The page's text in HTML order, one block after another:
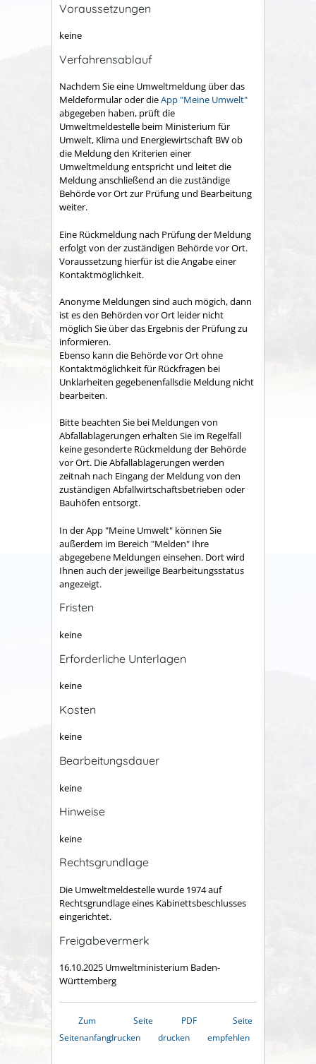
Voraussetzungen
keine
Verfahrensablauf
Nachdem Sie eine Umweltmeldung über das
Meldeformular oder dieApp "Meine Umwelt"
abgegeben haben, prüft die
Umweltmeldestelle beim Ministerium für
Umwelt, Klima und Energiewirtschaft BW ob
die Meldung den Kriterien einer
Umweltmeldung entspricht und leitet die
Meldung anschließend an die zuständige
Behörde vor Ort zur Prüfung und Bearbeitung
weiter.
Eine Rückmeldung nach Prüfung der Meldung
erfolgt von der zuständigen Behörde vor Ort.
Voraussetzung hierfür ist die Angabe einer
Kontaktmöglichkeit.
Anonyme Meldungen sind auch mögich, dann
ist es den Behörden vor Ort leider nicht
möglich Sie über das Ergebnis der Prüfung zu
informieren.
Ebenso kann die Behörde vor Ort ohne
Kontaktmöglichkeit für Rückfragen bei
Unklarheiten gegebenenfallsdie Meldung nicht
bearbeiten.
Bitte beachten Sie bei Meldungen von
Abfallablagerungen erhalten Sie im Regelfall
keine gesonderte Rückmeldung der Behörde
vor Ort. Die Abfallablagerungen werden
zeitnah nach Eingang der Meldung von den
zuständigen Abfallwirtschaftsbetrieben oder
Bauhöfen entsorgt.
In der App "Meine Umwelt" können Sie
außerdem im Bereich "Melden" Ihre
abgegebene Meldungen einsehen. Dort wird
Ihnen auch der jeweilige Bearbeitungsstatus
angezeigt.
Fristen
keine
Erforderliche Unterlagen
keine
Kosten
keine
Bearbeitungsdauer
keine
Hinweise
keine
Rechtsgrundlage
Die Umweltmeldestelle wurde 1974 auf
Rechtsgrundlage eines Kabinettsbeschlusses
eingerichtet.
Freigabevermerk
16.10.2025 Umweltministerium Baden-
Württemberg
Zum
Seitenanfang
Seite
drucken
PDF
drucken
Seite
empfehlen